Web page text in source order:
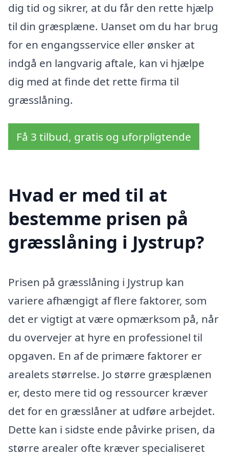
dig tid og sikrer, at du får den rette hjælp
til din græsplæne. Uanset om du har brug
for en engangsservice eller ønsker at
indgå en langvarig aftale, kan vi hjælpe
dig med at finde det rette firma til
græsslåning.
Få 3 tilbud, gratis og uforpligtende
Hvad er med til at
bestemme prisen på
græsslåning i Jystrup?
Prisen på græsslåning i Jystrup kan
variere afhængigt af flere faktorer, som
det er vigtigt at være opmærksom på, når
du overvejer at hyre en professionel til
opgaven. En af de primære faktorer er
arealets størrelse. Jo større græsplænen
er, desto mere tid og ressourcer kræver
det for en græsslåner at udføre arbejdet.
Dette kan i sidste ende påvirke prisen, da
større arealer ofte kræver specialiseret